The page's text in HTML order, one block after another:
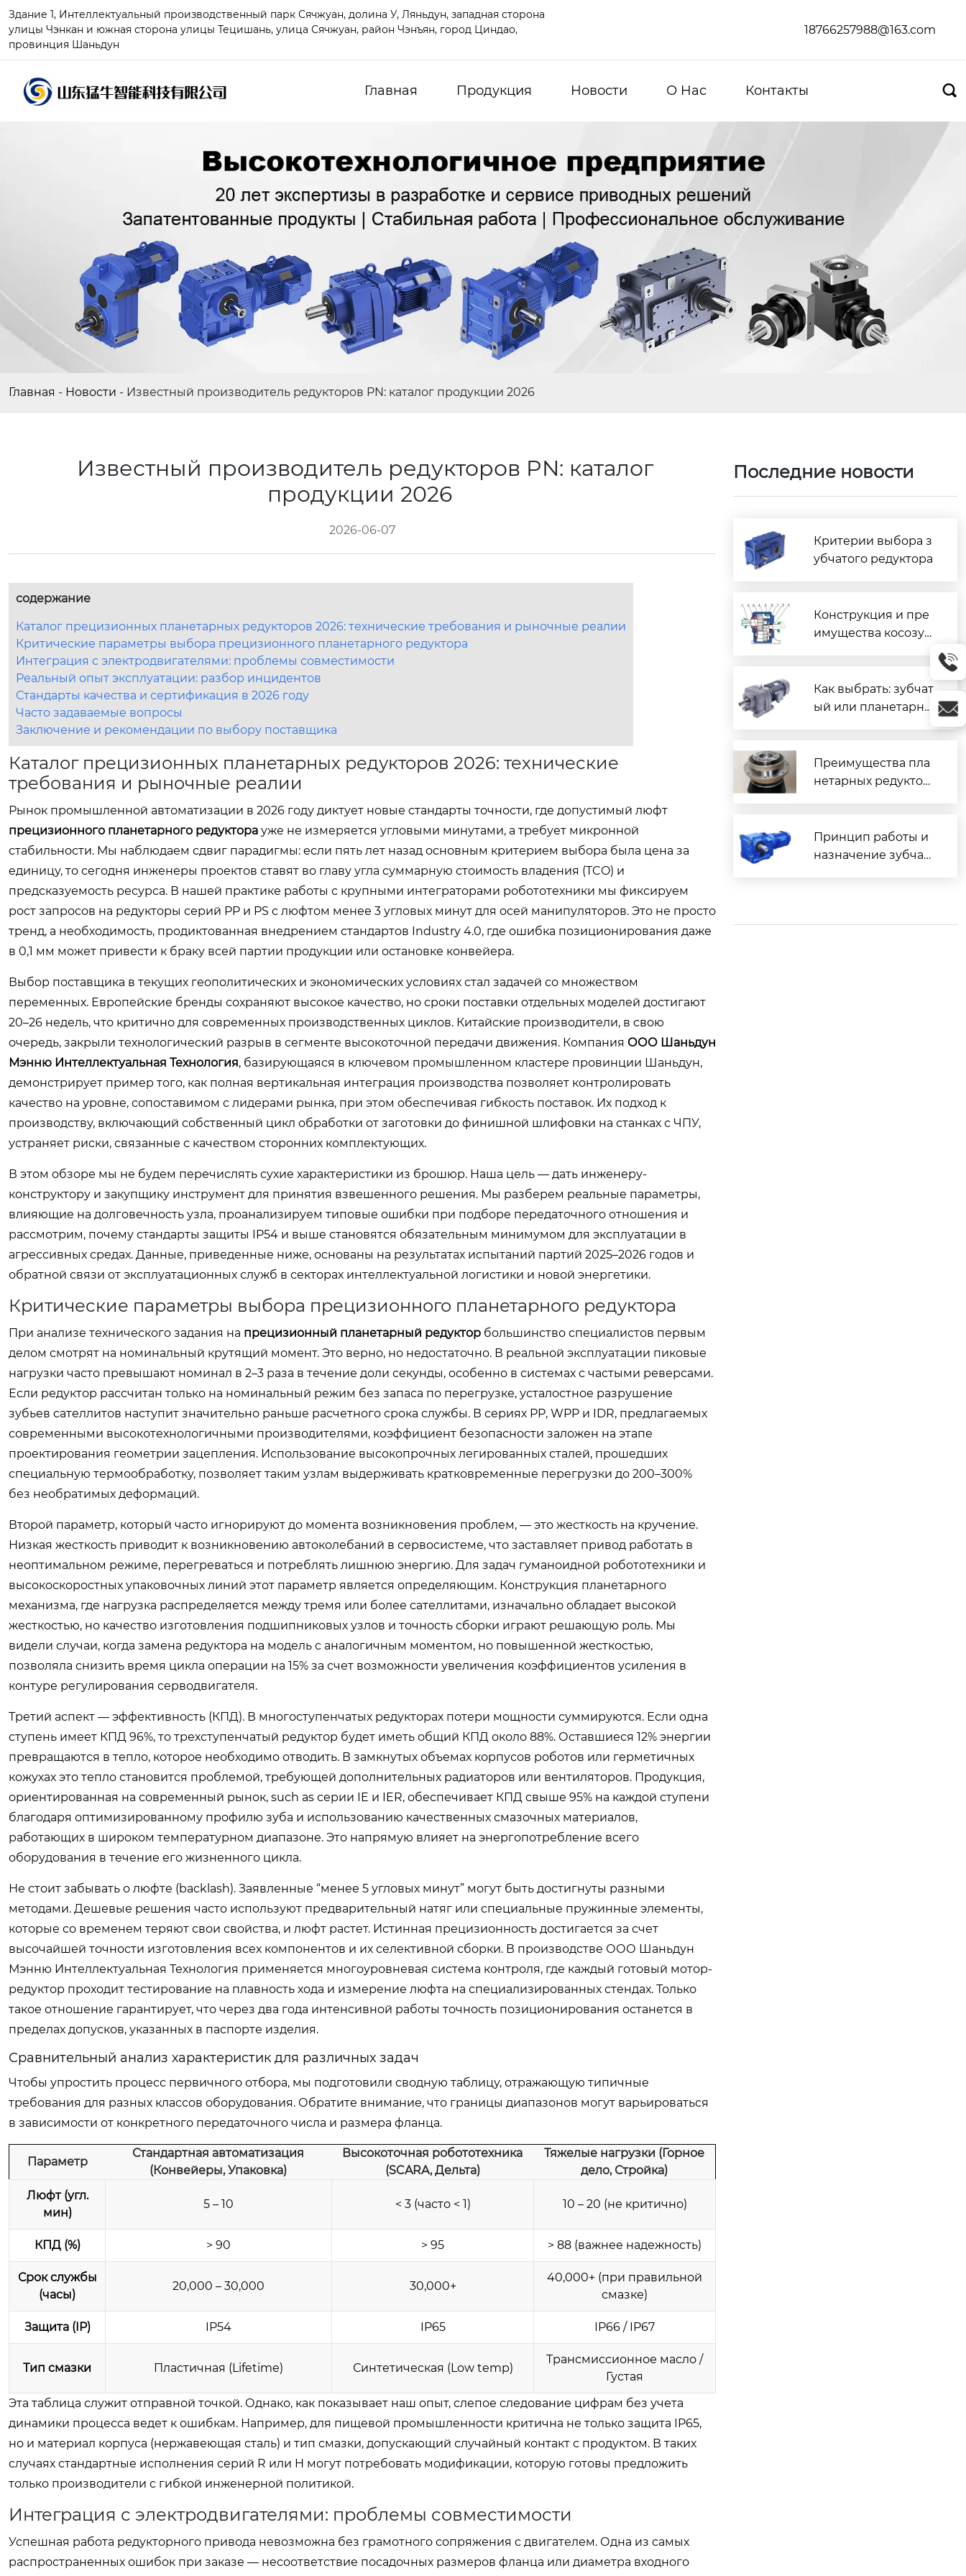
Здание 1, Интеллектуальный производственный парк Сячжуан, долина У, Ляньдун, западная сторона
улицы Чэнкан и южная сторона улицы Тецишань, улица Сячжуан, район Чэнъян, город Циндао,
провинция Шаньдун
18766257988@163.com
Главная Продукция Новости О Hас Контакты 
Главная - Новости - Известный производитель редукторов PN: каталог продукции 2026
Известный производитель редукторов PN: каталог
продукции 2026
2026-06-07
содержание
Каталог прецизионных планетарных редукторов 2026: технические требования и рыночные реалии
Критические параметры выбора прецизионного планетарного редуктора
Интеграция с электродвигателями: проблемы совместимости
Реальный опыт эксплуатации: разбор инцидентов
Стандарты качества и сертификация в 2026 году
Часто задаваемые вопросы
Заключение и рекомендации по выбору поставщика
Каталог прецизионных планетарных редукторов 2026: технические
требования и рыночные реалии
Рынок промышленной автоматизации в 2026 году диктует новые стандарты точности, где допустимый люфт
прецизионного планетарного редуктора уже не измеряется угловыми минутами, а требует микронной
стабильности. Мы наблюдаем сдвиг парадигмы: если пять лет назад основным критерием выбора была цена за
единицу, то сегодня инженеры проектов ставят во главу угла суммарную стоимость владения (TCO) и
предсказуемость ресурса. В нашей практике работы с крупными интеграторами робототехники мы фиксируем
рост запросов на редукторы серий PP и PS с люфтом менее 3 угловых минут для осей манипуляторов. Это не просто
тренд, а необходимость, продиктованная внедрением стандартов Industry 4.0, где ошибка позиционирования даже
в 0,1 мм может привести к браку всей партии продукции или остановке конвейера.
Выбор поставщика в текущих геополитических и экономических условиях стал задачей со множеством
переменных. Европейские бренды сохраняют высокое качество, но сроки поставки отдельных моделей достигают
20–26 недель, что критично для современных производственных циклов. Китайские производители, в свою
очередь, закрыли технологический разрыв в сегменте высокоточной передачи движения. Компания ООО Шаньдун
Мэнню Интеллектуальная Технология, базирующаяся в ключевом промышленном кластере провинции Шаньдун,
демонстрирует пример того, как полная вертикальная интеграция производства позволяет контролировать
качество на уровне, сопоставимом с лидерами рынка, при этом обеспечивая гибкость поставок. Их подход к
производству, включающий собственный цикл обработки от заготовки до финишной шлифовки на станках с ЧПУ,
устраняет риски, связанные с качеством сторонних комплектующих.
В этом обзоре мы не будем перечислять сухие характеристики из брошюр. Наша цель — дать инженеру-
конструктору и закупщику инструмент для принятия взвешенного решения. Мы разберем реальные параметры,
влияющие на долговечность узла, проанализируем типовые ошибки при подборе передаточного отношения и
рассмотрим, почему стандарты защиты IP54 и выше становятся обязательным минимумом для эксплуатации в
агрессивных средах. Данные, приведенные ниже, основаны на результатах испытаний партий 2025–2026 годов и
обратной связи от эксплуатационных служб в секторах интеллектуальной логистики и новой энергетики.
Критические параметры выбора прецизионного планетарного редуктора
При анализе технического задания на прецизионный планетарный редуктор большинство специалистов первым
делом смотрят на номинальный крутящий момент. Это верно, но недостаточно. В реальной эксплуатации пиковые
нагрузки часто превышают номинал в 2–3 раза в течение доли секунды, особенно в системах с частыми реверсами.
Если редуктор рассчитан только на номинальный режим без запаса по перегрузке, усталостное разрушение
зубьев сателлитов наступит значительно раньше расчетного срока службы. В сериях PP, WPP и IDR, предлагаемых
современными высокотехнологичными производителями, коэффициент безопасности заложен на этапе
проектирования геометрии зацепления. Использование высокопрочных легированных сталей, прошедших
специальную термообработку, позволяет таким узлам выдерживать кратковременные перегрузки до 200–300%
без необратимых деформаций.
Второй параметр, который часто игнорируют до момента возникновения проблем, — это жесткость на кручение.
Низкая жесткость приводит к возникновению автоколебаний в сервосистеме, что заставляет привод работать в
неоптимальном режиме, перегреваться и потреблять лишнюю энергию. Для задач гуманоидной робототехники и
высокоскоростных упаковочных линий этот параметр является определяющим. Конструкция планетарного
механизма, где нагрузка распределяется между тремя или более сателлитами, изначально обладает высокой
жесткостью, но качество изготовления подшипниковых узлов и точность сборки играют решающую роль. Мы
видели случаи, когда замена редуктора на модель с аналогичным моментом, но повышенной жесткостью,
позволяла снизить время цикла операции на 15% за счет возможности увеличения коэффициентов усиления в
контуре регулирования серводвигателя.
Третий аспект — эффективность (КПД). В многоступенчатых редукторах потери мощности суммируются. Если одна
ступень имеет КПД 96%, то трехступенчатый редуктор будет иметь общий КПД около 88%. Оставшиеся 12% энергии
превращаются в тепло, которое необходимо отводить. В замкнутых объемах корпусов роботов или герметичных
кожухах это тепло становится проблемой, требующей дополнительных радиаторов или вентиляторов. Продукция,
ориентированная на современный рынок, such as серии IE и IER, обеспечивает КПД свыше 95% на каждой ступени
благодаря оптимизированному профилю зуба и использованию качественных смазочных материалов,
работающих в широком температурном диапазоне. Это напрямую влияет на энергопотребление всего
оборудования в течение его жизненного цикла.
Не стоит забывать о люфте (backlash). Заявленные “менее 5 угловых минут” могут быть достигнуты разными
методами. Дешевые решения часто используют предварительный натяг или специальные пружинные элементы,
которые со временем теряют свои свойства, и люфт растет. Истинная прецизионность достигается за счет
высочайшей точности изготовления всех компонентов и их селективной сборки. В производстве ООО Шаньдун
Мэнню Интеллектуальная Технология применяется многоуровневая система контроля, где каждый готовый мотор-
редуктор проходит тестирование на плавность хода и измерение люфта на специализированных стендах. Только
такое отношение гарантирует, что через два года интенсивной работы точность позиционирования останется в
пределах допусков, указанных в паспорте изделия.
Сравнительный анализ характеристик для различных задач
Чтобы упростить процесс первичного отбора, мы подготовили сводную таблицу, отражающую типичные
требования для разных классов оборудования. Обратите внимание, что границы диапазонов могут варьироваться
в зависимости от конкретного передаточного числа и размера фланца.
Параметр
Стандартная автоматизация
(Конвейеры, Упаковка)
Высокоточная робототехника
(SCARA, Дельта)
Тяжелые нагрузки (Горное
дело, Стройка)
Люфт (угл.
мин)
5 – 10 < 3 (часто < 1) 10 – 20 (не критично)
КПД (%) > 90 > 95 > 88 (важнее надежность)
Срок службы
(часы)
20,000 – 30,000 30,000+
40,000+ (при правильной
смазке)
Защита (IP) IP54 IP65 IP66 / IP67
Тип смазки Пластичная (Lifetime) Синтетическая (Low temp)
Трансмиссионное масло /
Густая
Эта таблица служит отправной точкой. Однако, как показывает наш опыт, слепое следование цифрам без учета
динамики процесса ведет к ошибкам. Например, для пищевой промышленности критична не только защита IP65,
но и материал корпуса (нержавеющая сталь) и тип смазки, допускающий случайный контакт с продуктом. В таких
случаях стандартные исполнения серий R или H могут потребовать модификации, которую готовы предложить
только производители с гибкой инженерной политикой.
Интеграция с электродвигателями: проблемы совместимости
Успешная работа редукторного привода невозможна без грамотного сопряжения с двигателем. Одна из самых
распространенных ошибок при заказе — несоответствие посадочных размеров фланца или диаметра входного
Последние новости
Критерии выбора з
убчатого редуктора
Конструкция и пре
имущества косозуб
Как выбрать: зубчат
ый или планетарны
Преимущества пла
нетарных редуктор
Принцип работы и
назначение зубчат